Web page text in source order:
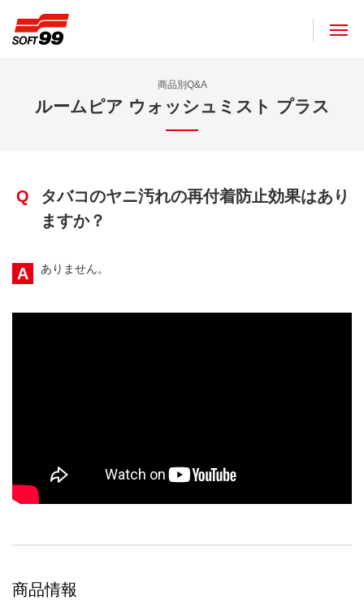
商品別Q&A
ルームピア ウォッシュミスト プラス
Q
タバコのヤニ汚れの再付着防止効果はあり
ますか？
A ありません。
商品情報